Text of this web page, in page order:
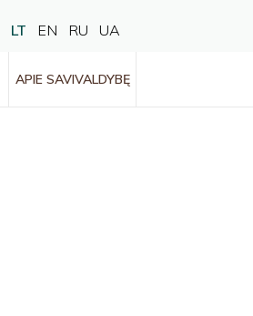
LT EN RU UA
APIE SAVIVALDYBĘ